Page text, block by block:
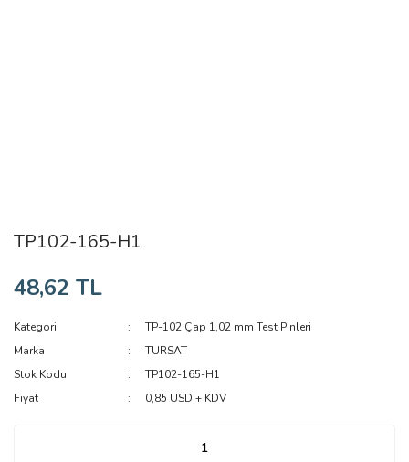
TP102-165-H1
48,62 TL
Kategori
TP-102 Çap 1,02 mm Test Pinleri
Marka
TURSAT
Stok Kodu
TP102-165-H1
Fiyat
0,85 USD + KDV